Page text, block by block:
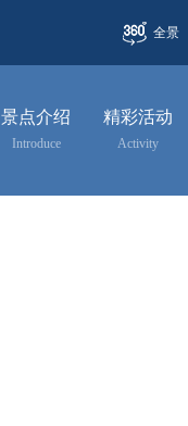
全景
景点介绍
Introduce
精彩活动
Activity